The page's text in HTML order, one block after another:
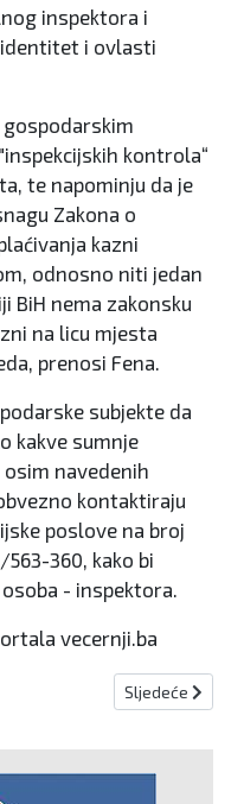
inspektora i
identitet i ovlasti
kontrola“
te napominju da je
Zakona o
kazni
odnosno niti jedan
BiH nema zakonsku
na licu mjesta
prenosi Fena.
subjekte da
kakve sumnje
navedenih
kontaktiraju
poslove na broj
360, kako bi
- inspektora.
vecernji.ba
dobio institucionalnuSljedeći članak:
Sljedeće